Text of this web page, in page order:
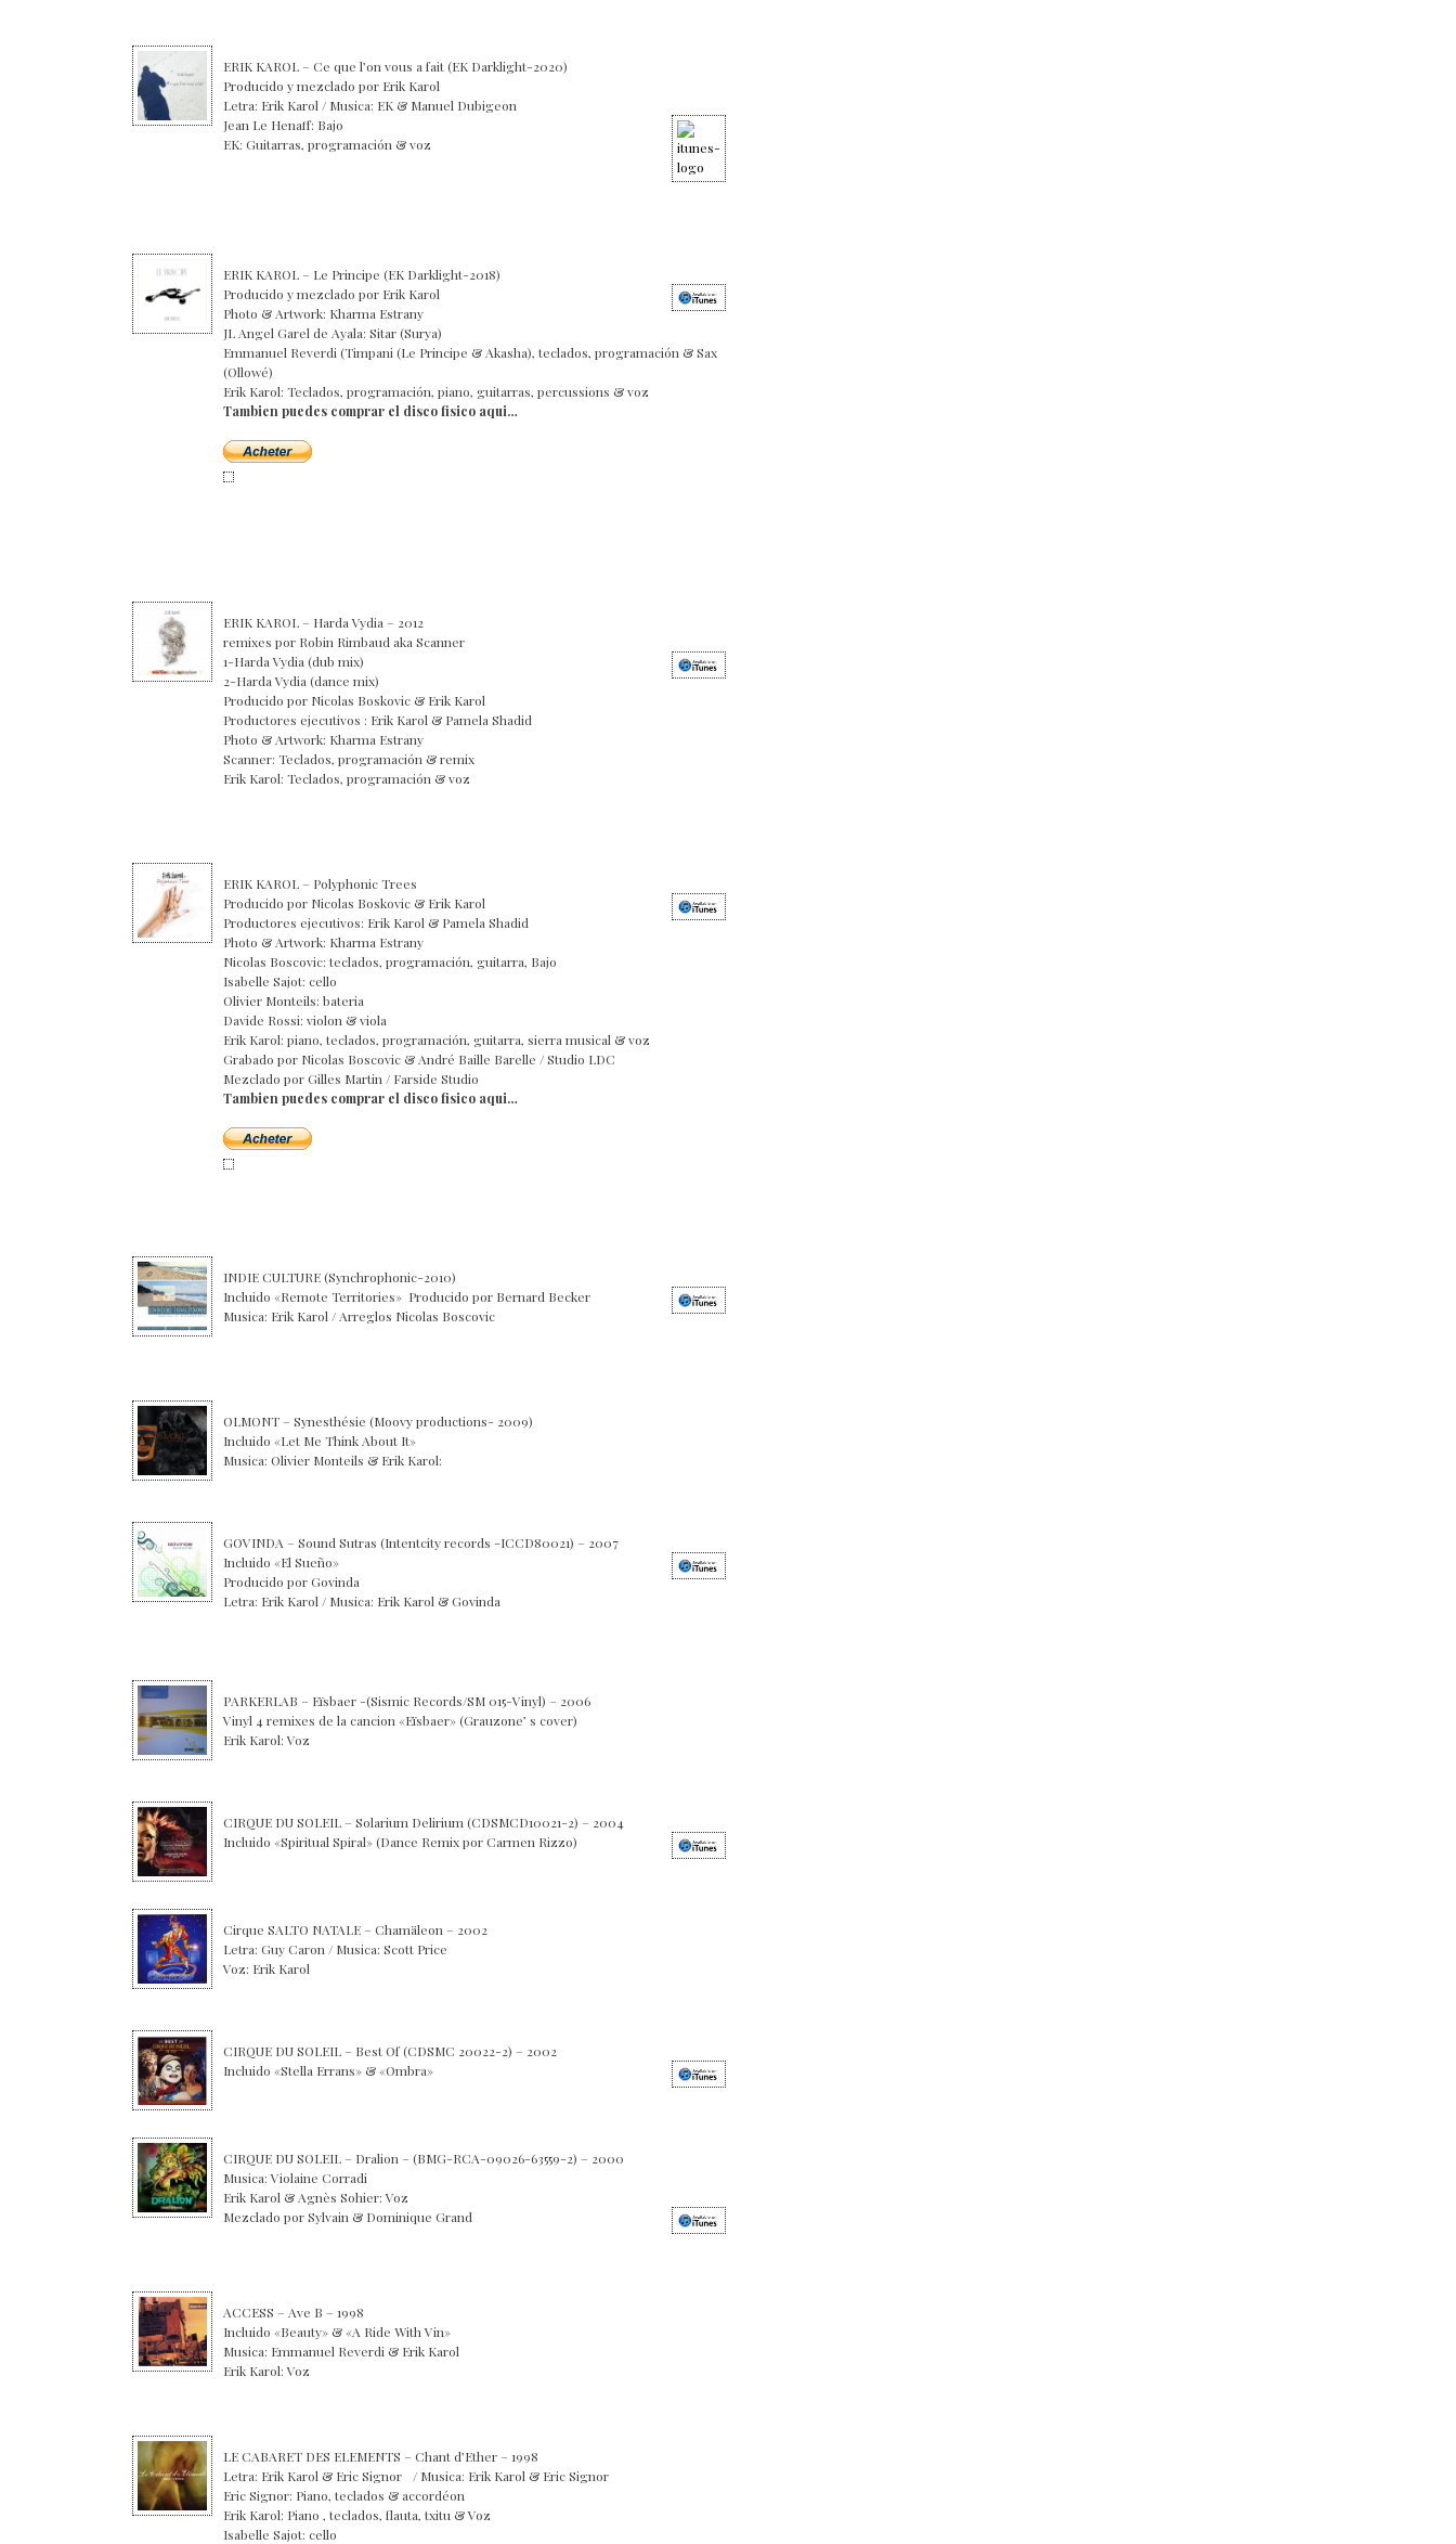
ERIK KAROL – Ce que l’on vous a fait (EK Darklight-2020)
Producido y mezclado por Erik Karol
Letra: Erik Karol / Musica: EK & Manuel Dubigeon
Jean Le Henaff: Bajo
EK: Guitarras, programación & voz
ERIK KAROL – Le Principe (EK Darklight-2018)
Producido y mezclado por Erik Karol
Photo & Artwork: Kharma Estrany
JL Angel Garel de Ayala: Sitar (Surya)
Emmanuel Reverdi (Timpani (Le Principe & Akasha), teclados, programación & Sax
(Ollowé)
Erik Karol: Teclados, programación, piano, guitarras, percussions & voz
Tambien puedes comprar el disco fisico aqui…
ERIK KAROL – Harda Vydia – 2012
remixes por Robin Rimbaud aka Scanner
1-Harda Vydia (dub mix)
2-Harda Vydia (dance mix)
Producido por Nicolas Boskovic & Erik Karol
Productores ejecutivos : Erik Karol & Pamela Shadid
Photo & Artwork: Kharma Estrany
Scanner: Teclados, programación & remix
Erik Karol: Teclados, programación & voz
ERIK KAROL – Polyphonic Trees
Producido por Nicolas Boskovic & Erik Karol
Productores ejecutivos: Erik Karol & Pamela Shadid
Photo & Artwork: Kharma Estrany
Nicolas Boscovic: teclados, programación, guitarra, Bajo
Isabelle Sajot: cello
Olivier Monteils: bateria
Davide Rossi: violon & viola
Erik Karol: piano, teclados, programación, guitarra, sierra musical & voz
Grabado por Nicolas Boscovic & André Baille Barelle / Studio LDC
Mezclado por Gilles Martin / Farside Studio
Tambien puedes comprar el disco fisico aqui…
INDIE CULTURE (Synchrophonic-2010)
Incluido «Remote Territories» Producido por Bernard Becker
Musica: Erik Karol / Arreglos Nicolas Boscovic
OLMONT – Synesthésie (Moovy productions- 2009)
Incluido «Let Me Think About It»
Musica: Olivier Monteils & Erik Karol:
GOVINDA – Sound Sutras (Intentcity records -ICCD80021) – 2007
Incluido «El Sueño»
Producido por Govinda
Letra: Erik Karol / Musica: Erik Karol & Govinda
PARKERLAB – Eïsbaer -(Sismic Records/SM 015-Vinyl) – 2006
Vinyl 4 remixes de la cancion «Eïsbaer» (Grauzone’ s cover)
Erik Karol: Voz
CIRQUE DU SOLEIL – Solarium Delirium (CDSMCD10021-2) – 2004
Incluido «Spiritual Spiral» (Dance Remix por Carmen Rizzo)
Cirque SALTO NATALE – Chamäleon – 2002
Letra: Guy Caron / Musica: Scott Price
Voz: Erik Karol
CIRQUE DU SOLEIL – Best Of (CDSMC 20022-2) – 2002
Incluido «Stella Errans» & «Ombra»
CIRQUE DU SOLEIL – Dralion – (BMG-RCA-09026-63559-2) – 2000
Musica: Violaine Corradi
Erik Karol & Agnès Sohier: Voz
Mezclado por Sylvain & Dominique Grand
ACCESS – Ave B – 1998
Incluido «Beauty» & «A Ride With Vin»
Musica: Emmanuel Reverdi & Erik Karol
Erik Karol: Voz
LE CABARET DES ELEMENTS – Chant d’Ether – 1998
Letra: Erik Karol & Eric Signor / Musica: Erik Karol & Eric Signor
Eric Signor: Piano, teclados & accordéon
Erik Karol: Piano , teclados, flauta, txitu & Voz
Isabelle Sajot: cello